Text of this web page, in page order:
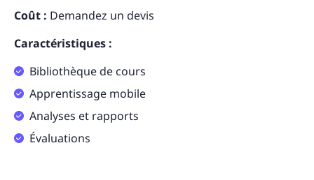
Coût : Demandez un devis
Caractéristiques :
Bibliothèque de cours
Apprentissage mobile
Analyses et rapports
Évaluations